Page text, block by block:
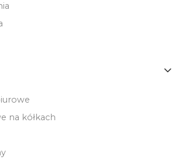
na kółkach